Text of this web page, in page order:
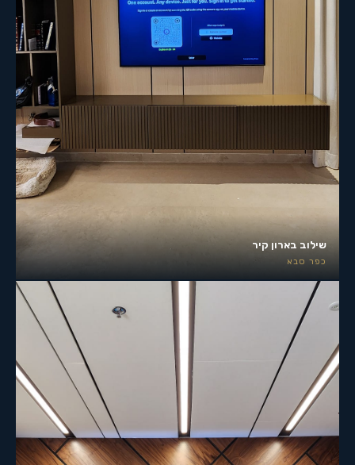
שילוב בארון קיר
כפר סבא